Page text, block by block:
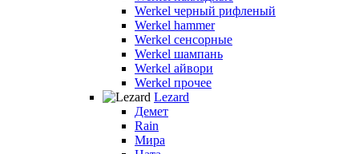
Werkel черный рифленый
Werkel hammer
Werkel сенсорные
Werkel шампань
Werkel айвори
Werkel прочее
Lezard
Демет
Rain
Мира